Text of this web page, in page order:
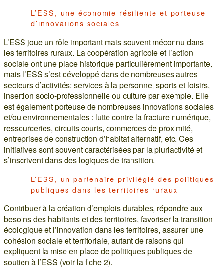
L’ESS, une économie résiliente et porteuse
d’innovations sociales
L’ESS joue un rôle important mais souvent méconnu dans
les territoires ruraux. La coopération agricole et l’action
sociale ont une place historique particulièrement importante,
mais l’ESS s’est développé dans de nombreuses autres
secteurs d’activités: services à la personne, sports et loisirs,
insertion socio-professionnelle ou culture par exemple. Elle
est également porteuse de nombreuses innovations sociales
et/ou environnementales : lutte contre la fracture numérique,
ressourceries, circuits courts, commerces de proximité,
entreprises de construction d’habitat alternatif, etc. Ces
initiatives sont souvent caractérisées par la pluriactivité et
s’inscrivent dans des logiques de transition.
L’ESS, un partenaire privilégié des politiques
publiques dans les territoires ruraux
Contribuer à la création d’emplois durables, répondre aux
besoins des habitants et des territoires, favoriser la transition
écologique et l’innovation dans les territoires, assurer une
cohésion sociale et territoriale, autant de raisons qui
expliquent la mise en place de politiques publiques de
soutien à l’ESS (voir la fiche 2).